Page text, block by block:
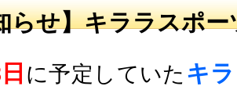
らせ】キララスポ
に予定していた キ